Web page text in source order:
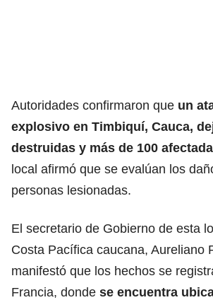
Autoridades confirmaron que un
explosivo en Timbiquí, Cauca,
destruidas y más de 100
local afirmó que se evalúan los
personas lesionadas.
El secretario de Gobierno de esta
Costa Pacífica caucana, Aureliano
manifestó que los hechos se
Francia, donde se encuentra